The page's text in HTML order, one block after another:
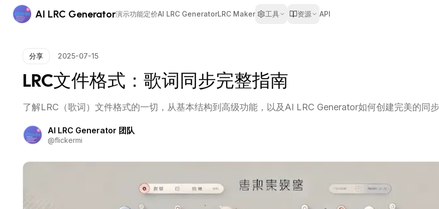
AI LRC Generator演示功能定价AI LRC GeneratorLRC Maker 工具 资源 API
分享 2025-07-15
LRC文件格式：歌词同步完整指南
了解LRC（歌词）文件格式的一切，从基本结构到高级功能，以及AI LRC Generator如何创建完美的同步
AI LRC Generator 团队
@flickermi